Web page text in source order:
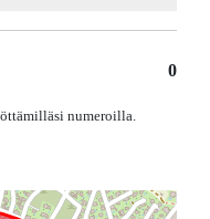
0
numeroilla.